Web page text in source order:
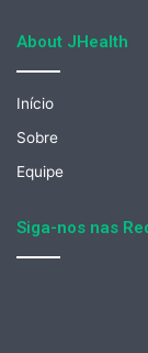
About JHealth
Início
Sobre
Equipe
Siga-nos nas